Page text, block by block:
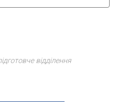
відділення